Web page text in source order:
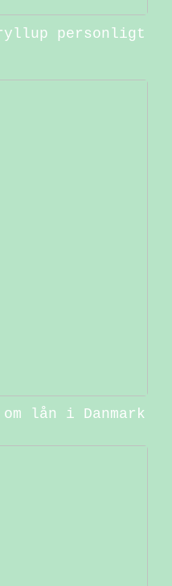
personligt
lån i Danmark